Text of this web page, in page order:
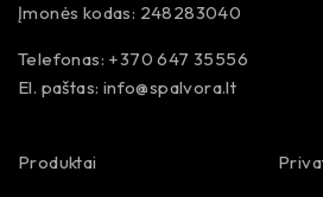
Įmonės kodas: 248283040
Telefonas: +370 647 35556
El. paštas: info@spalvora.lt
Produktai